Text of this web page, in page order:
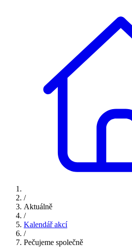
/
Aktuálně
/
Kalendář akcí
/
Pečujeme společně